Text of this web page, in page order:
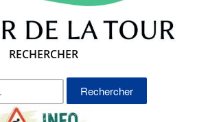
RECHERCHER
Rechercher :